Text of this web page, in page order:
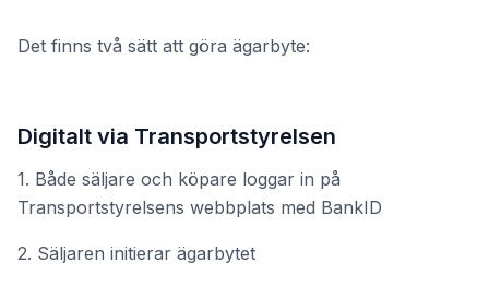
Det finns två sätt att göra ägarbyte:
Digitalt via Transportstyrelsen
1. Både säljare och köpare loggar in på
Transportstyrelsens webbplats med BankID
2. Säljaren initierar ägarbytet